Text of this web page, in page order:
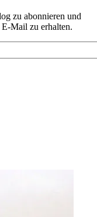
zu abonnieren und
Mail zu erhalten.